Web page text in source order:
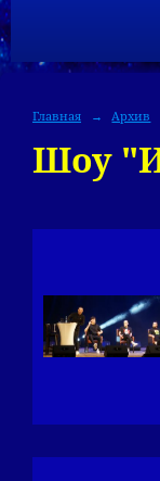
Главная → Архив
Шоу